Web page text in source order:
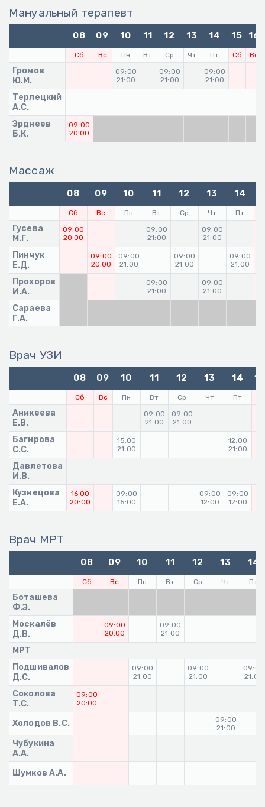
Мануальный терапевт
08 09 10 11 12 13 14 15 16
Сб Вс Пн Вт Ср Чт Пт Сб Вс
Громов
Ю.М.
09:00
21:00
09:00
21:00
09:00
21:00
Терлецкий
А.С.
Эрднеев
Б.К.
09:00
20:00
Массаж
08 09 10 11 12 13 14
Сб Вс Пн Вт Ср Чт Пт
Гусева
М.Г.
09:00
20:00
09:00
21:00
09:00
21:00
Пинчук
Е.Д.
09:00
20:00
09:00
21:00
09:00
21:00
09:00
21:00
Прохоров
И.А.
09:00
21:00
09:00
21:00
Сараева
Г.А.
Врач УЗИ
08 09 10 11 12 13 14 15
Сб Вс Пн Вт Ср Чт Пт Сб
Аникеева
Е.В.
09:00
21:00
09:00
21:00
Багирова
С.С.
15:00
21:00
12:00
21:00
Давлетова
И.В.
Кузнецова
Е.А.
16:00
20:00
09:00
15:00
09:00
12:00
09:00
12:00
Врач МРТ
08 09 10 11 12 13 14
Сб Вс Пн Вт Ср Чт Пт
Боташева
Ф.Э.
Москалёв
Д.В.
09:00
20:00
09:00
21:00
МРТ
Подшивалов
Д.С.
09:00
21:00
09:00
21:00
09:00
21:00
Соколова
Т.С.
09:00
20:00
Холодов В.С.
09:00
21:00
Чубукина
А.А.
Шумков А.А.